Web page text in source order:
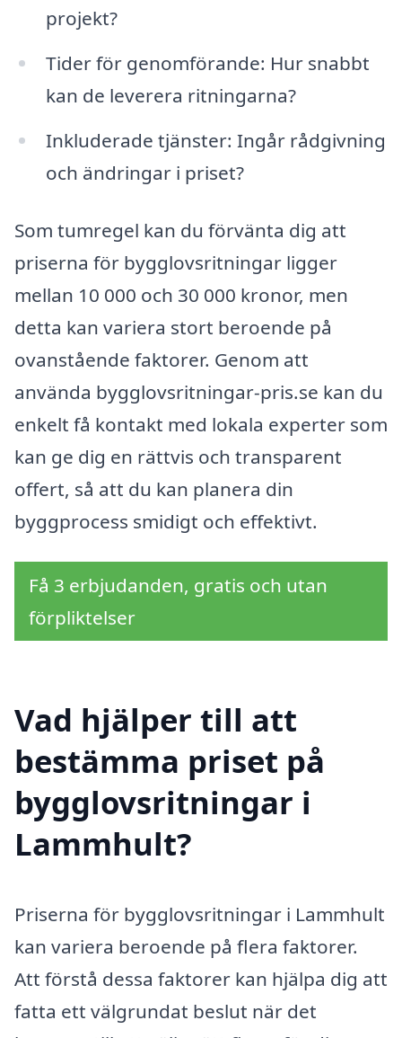
projekt?
Tider för genomförande: Hur snabbt
kan de leverera ritningarna?
Inkluderade tjänster: Ingår rådgivning
och ändringar i priset?
Som tumregel kan du förvänta dig att
priserna för bygglovsritningar ligger
mellan 10 000 och 30 000 kronor, men
detta kan variera stort beroende på
ovanstående faktorer. Genom att
använda bygglovsritningar-pris.se kan du
enkelt få kontakt med lokala experter som
kan ge dig en rättvis och transparent
offert, så att du kan planera din
byggprocess smidigt och effektivt.
Få 3 erbjudanden, gratis och utan
förpliktelser
Vad hjälper till att
bestämma priset på
bygglovsritningar i
Lammhult?
Priserna för bygglovsritningar i Lammhult
kan variera beroende på flera faktorer.
Att förstå dessa faktorer kan hjälpa dig att
fatta ett välgrundat beslut när det